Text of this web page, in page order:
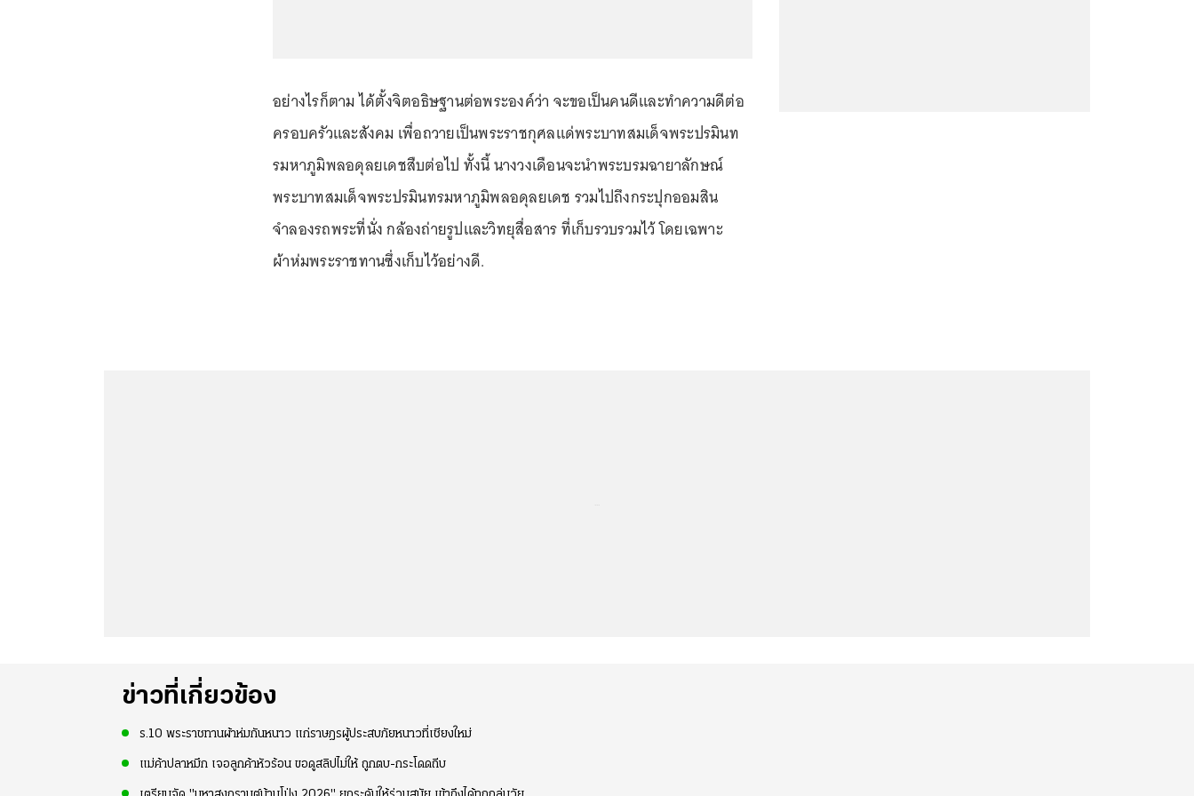
อย่างไรก็ตาม ได้ตั้งจิตอธิษฐานต่อพระองค์ว่า จะขอเป็นคนดีและทำความดีต่อ
ครอบครัวและสังคม เพื่อถวายเป็นพระราชกุศลแด่พระบาทสมเด็จพระปรมินท
รมหาภูมิพลอดุลยเดชสืบต่อไป ทั้งนี้ นางวงเดือนจะนำพระบรมฉายาลักษณ์
พระบาทสมเด็จพระปรมินทรมหาภูมิพลอดุลยเดช รวมไปถึงกระปุกออมสิน
จำลองรถพระที่นั่ง กล้องถ่ายรูปและวิทยุสื่อสาร ที่เก็บรวบรวมไว้ โดยเฉพาะ
ผ้าห่มพระราชทานซึ่งเก็บไว้อย่างดี.
ข่าวที่เกี่ยวข้อง
ร.10 พระราชทานผ้าห่มกันหนาว แก่ราษฎรผู้ประสบภัยหนาวที่เชียงใหม่
แม่ค้าปลาหมึก เจอลูกค้าหัวร้อน ขอดูสลิปไม่ให้ ถูกตบ-กระโดดถีบ